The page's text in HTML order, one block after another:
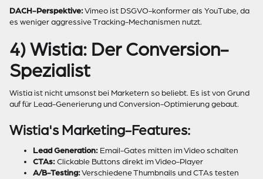
DACH-Perspektive:Vimeo ist DSGVO-konformer als YouTube, da
es weniger aggressive Tracking-Mechanismen nutzt.
4) Wistia: Der Conversion-
Spezialist
Wistia ist nicht umsonst bei Marketern so beliebt. Es ist von Grund
auf für Lead-Generierung und Conversion-Optimierung gebaut.
Wistia's Marketing-Features:
Lead Generation: Email-Gates mitten im Video schalten
CTAs: Clickable Buttons direkt im Video-Player
A/B-Testing:Verschiedene Thumbnails und CTAs testen